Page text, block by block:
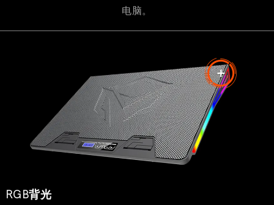
电脑。
RGB背光